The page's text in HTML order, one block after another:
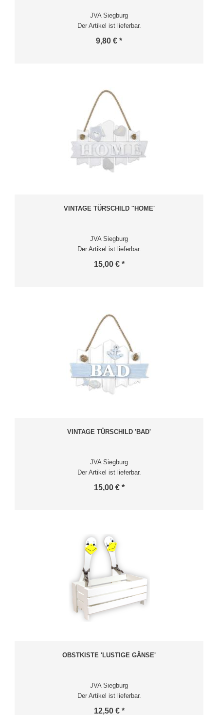
JVA Siegburg
Der Artikel ist lieferbar.
9,80 € *
VINTAGE TÜRSCHILD ''HOME'
JVA Siegburg
Der Artikel ist lieferbar.
15,00 € *
VINTAGE TÜRSCHILD 'BAD'
JVA Siegburg
Der Artikel ist lieferbar.
15,00 € *
OBSTKISTE 'LUSTIGE GÄNSE'
JVA Siegburg
Der Artikel ist lieferbar.
12,50 € *